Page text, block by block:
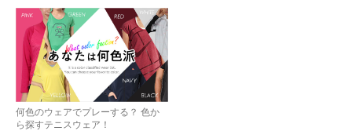
何色のウェアでプレーする？ 色か
ら探すテニスウェア！